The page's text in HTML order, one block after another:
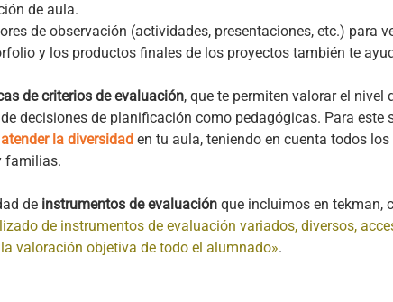
de aula.
de observación (actividades, presentaciones, etc.) para
y los productos finales de los proyectos también te
de criterios de evaluación, que te permiten valorar el nivel
decisiones de planificación como pedagógicas. Para este
atender la diversidad en tu aula, teniendo en cuenta todos
familias.
de instrumentos de evaluación que incluimos en tekman,
de instrumentos de evaluación variados, diversos,
valoración objetiva de todo el alumnado».